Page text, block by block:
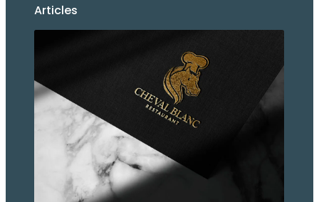
Articles